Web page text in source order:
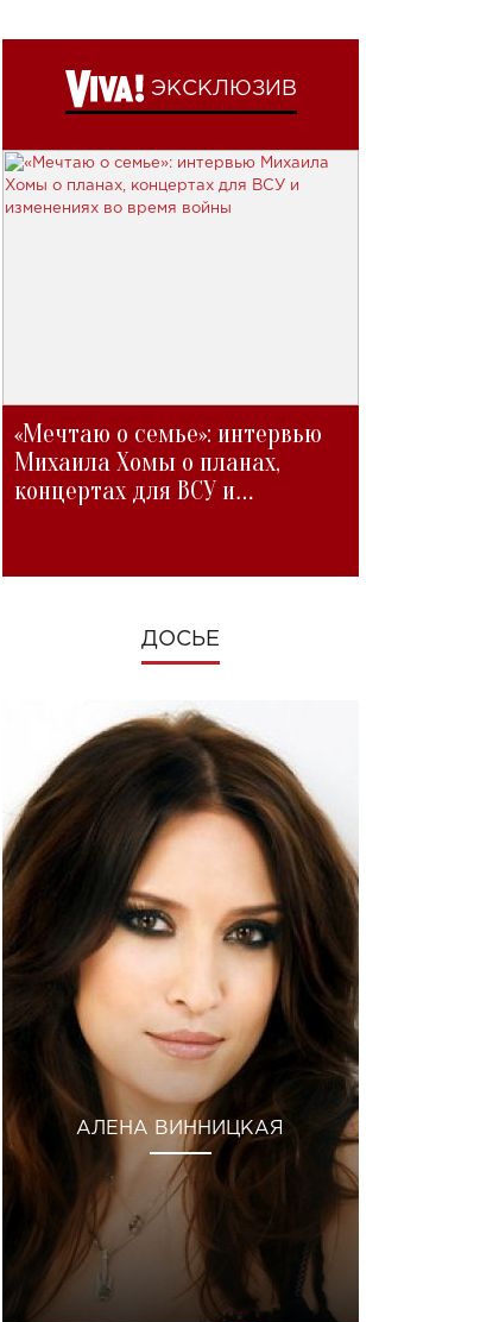
ЭКСКЛЮЗИВ
«Мечтаю о семье»: интервью
Михаила Хомы о планах,
концертах для ВСУ и
ДОСЬЕ
АЛЕНА ВИННИЦКАЯ